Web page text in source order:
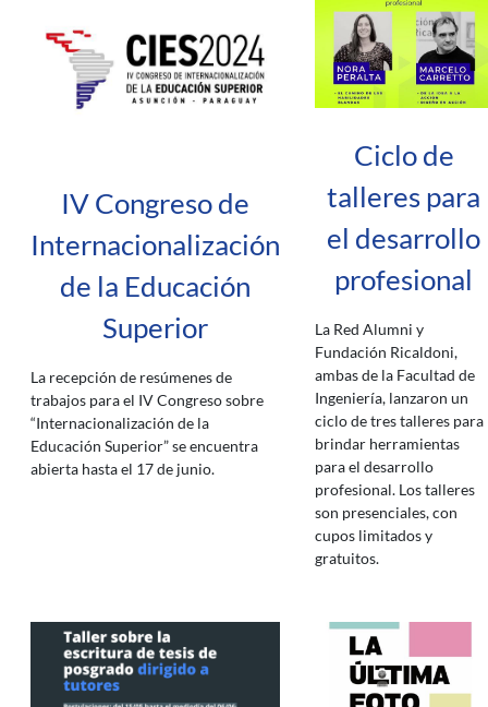
IV Congreso de
Internacionalización
de la Educación
Superior
La recepción de resúmenes de
trabajos para el IV Congreso sobre
“Internacionalización de la
Educación Superior” se encuentra
abierta hasta el 17 de junio.
Ciclo de
talleres para
el desarrollo
profesional
La Red Alumni y
Fundación Ricaldoni,
ambas de la Facultad de
Ingeniería, lanzaron un
ciclo de tres talleres para
brindar herramientas
para el desarrollo
profesional. Los talleres
son presenciales, con
cupos limitados y
gratuitos.